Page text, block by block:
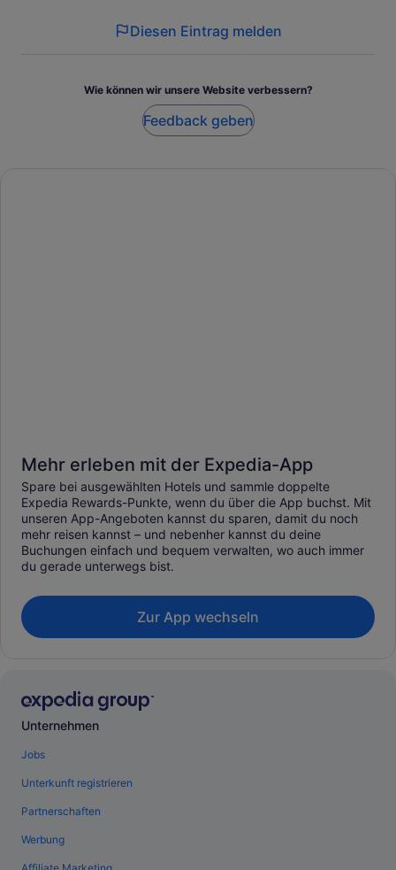
Diesen Eintrag melden
Wie können wir unsere Website verbessern?
Feedback geben
Mehr erleben mit der Expedia-App
Spare bei ausgewählten Hotels und sammle doppelte
Expedia Rewards-Punkte, wenn du über die App buchst. Mit
unseren App-Angeboten kannst du sparen, damit du noch
mehr reisen kannst – und nebenher kannst du deine
Buchungen einfach und bequem verwalten, wo auch immer
du gerade unterwegs bist.
Zur App wechseln
Unternehmen
Jobs
Unterkunft registrieren
Partnerschaften
Werbung